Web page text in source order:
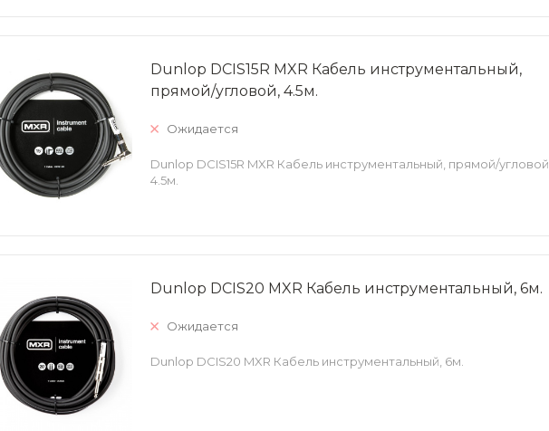
Dunlop DCIS15R MXR Кабель инструментальный,
прямой/угловой, 4.5м.
Ожидается
Dunlop DCIS15R MXR Кабель инструментальный, прямой/угловой,
4.5м.
Dunlop DCIS20 MXR Кабель инструментальный, 6м.
Ожидается
Dunlop DCIS20 MXR Кабель инструментальный, 6м.